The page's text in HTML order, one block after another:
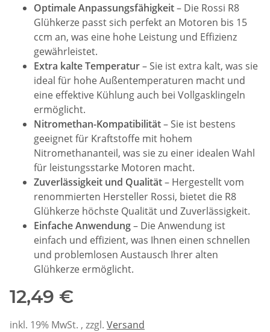
Optimale Anpassungsfähigkeit– Die Rossi R8
Glühkerze passt sich perfekt an Motoren bis 15
ccm an, was eine hohe Leistung und Effizienz
gewährleistet.
Extra kalte Temperatur– Sie ist extra kalt, was sie
ideal für hohe Außentemperaturen macht und
eine effektive Kühlung auch bei Vollgasklingeln
ermöglicht.
Nitromethan-Kompatibilität– Sie ist bestens
geeignet für Kraftstoffe mit hohem
Nitromethananteil, was sie zu einer idealen Wahl
für leistungsstarke Motoren macht.
Zuverlässigkeit und Qualität– Hergestellt vom
renommierten Hersteller Rossi, bietet die R8
Glühkerze höchste Qualität und Zuverlässigkeit.
Einfache Anwendung– Die Anwendung ist
einfach und effizient, was Ihnen einen schnellen
und problemlosen Austausch Ihrer alten
Glühkerze ermöglicht.
12,49 €
inkl. 19% MwSt. , zzgl. Versand